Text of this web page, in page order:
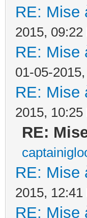
RE: Mise
2015, 09:22
RE: Mise
01-05-
RE: Mise
2015, 10:25
RE:
RE: Mise
2015, 12:41
RE: Mise